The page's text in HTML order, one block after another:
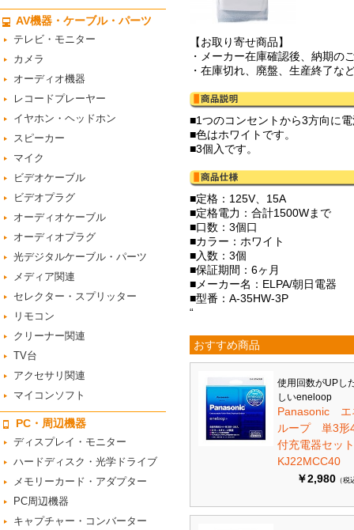
AV機器・ケーブル・パーツ
テレビ・モニター
カメラ
オーディオ機器
レコードプレーヤー
イヤホン・ヘッドホン
スピーカー
マイク
ビデオケーブル
ビデオプラグ
オーディオケーブル
オーディオプラグ
光デジタルケーブル・パーツ
メディア関連
セレクター・スプリッター
リモコン
クリーナー関連
TV台
アクセサリ関連
マイコンソフト
PC・周辺機器
ディスプレイ・モニター
ハードディスク・光学ドライブ
メモリーカード・アダプター
PC周辺機器
キャプチャー・コンバーター
【お取り寄せ商品】
・メーカー在庫確認後、納期の
・在庫切れ、廃盤、生産終了な
■1つのコンセントから3方向に
■色はホワイトです。
■3個入です。
■定格：125V、15A
■定格電力：合計1500Wまで
■口数：3個口
■カラー：ホワイト
■入数：3個
■保証期間：6ヶ月
■メーカー名：ELPA/朝日電器
■型番：A-35HW-3P
“
おすすめ商品
使用回数がUPし
しいeneloop
Panasonic エ
ループ 単3形
付充電器セッ
KJ22MCC40
￥2,980 （税